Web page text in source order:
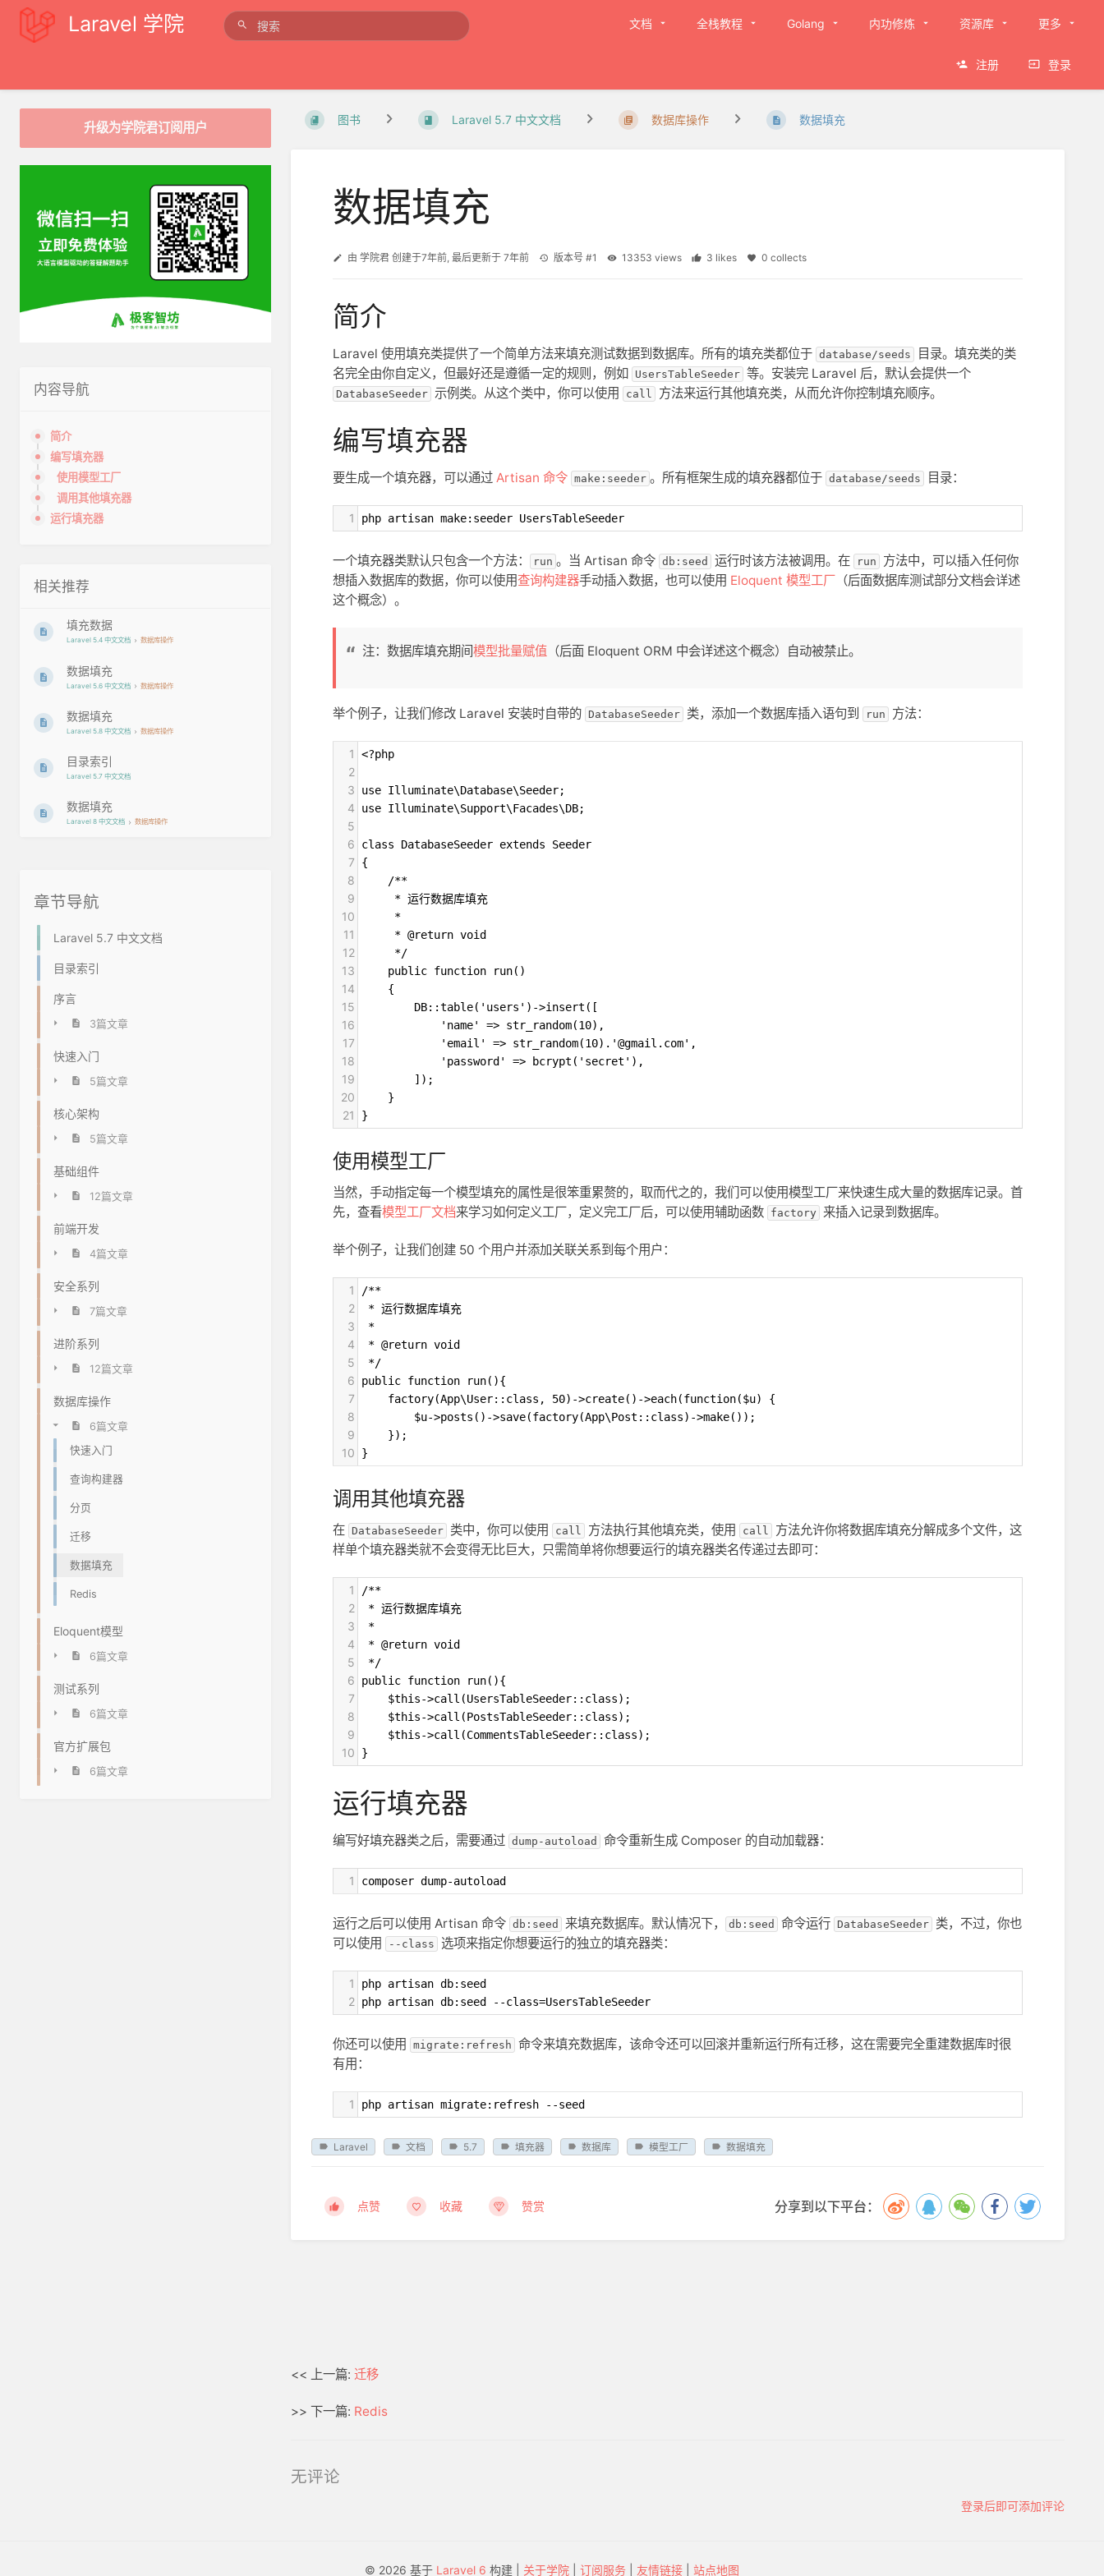
Laravel 学院 文档 全栈教程 Golang 内功修炼 资源库 更多
注册 登录
章节导航
Laravel 5.7 中文文档
目录索引
序言
3篇文章
快速入门
5篇文章
核心架构
5篇文章
基础组件
12篇文章
前端开发
4篇文章
安全系列
7篇文章
进阶系列
12篇文章
数据库操作
6篇文章
快速入门
查询构建器
分页
迁移
数据填充
Redis
Eloquent模型
6篇文章
测试系列
6篇文章
官方扩展包
6篇文章
图书 Laravel 5.7 中文文档 数据库操作 数据填充
数据填充
由 学院君 创建于7年前, 最后更新于 7年前 版本号 #1 13353 views 3 likes 0 collects
简介
Laravel 使用填充类提供了一个简单方法来填充测试数据到数据库。所有的填充类都位于 database/seeds
目录。填充类的类
名完全由你自定义，但最好还是遵循一定的规则，例如 UsersTableSeeder 等。安装完 Laravel 后，默认会提供一个
DatabaseSeeder 示例类。从这个类中，你可以使用 call 方法来运行其他填充类，从而允许你控制填充顺序。
编写填充器
要生成一个填充器，可以通过 Artisan 命令 make:seeder 。所有框架生成的填充器都位于 database/seeds 目录：
1 php artisan make:seeder UsersTableSeeder
一个填充器类默认只包含一个方法： run 。当 Artisan 命令 db:seed 运行时该方法被调用。在 run
方法中，可以插入任何你
想插入数据库的数据，你可以使用查询构建器手动插入数据，也可以使用 Eloquent 模型工厂 （后面数据库测试部分文档会详述
这个概念）。
注：数据库填充期间模型批量赋值 （后面 Eloquent ORM 中会详述这个概念）自动被禁止。
举个例子，让我们修改 Laravel 安装时自带的 DatabaseSeeder 类，添加一个数据库插入语句到 run 方法：
1 <?php
2
3
use Illuminate\Database\Seeder;
4 use Illuminate\Support\Facades\DB;
5
6
class DatabaseSeeder extends Seeder
7 {
8
    /**
9
     * 运行数据库填充
10
     *
11
     * @return void
12
     */
13
    public function run()
14
    {
15
        DB::table('users')->insert([
16
            'name' => str_random(10),
17
            'email' => str_random(10).'@gmail.com',
18
            'password' => bcrypt('secret'),
19
        ]);
20
    }
21 }
使用模型工厂
当然，手动指定每一个模型填充的属性是很笨重累赘的，取而代之的，我们可以使用模型工厂来快速生成大量的数据库记录。首
先，查看模型工厂文档来学习如何定义工厂，定义完工厂后，可以使用辅助函数 factory 来插入记录到数据库。
举个例子，让我们创建 50 个用户并添加关联关系到每个用户：
1 /**
2 * 运行数据库填充
3 *
4 * @return void
5 */
6 public function run(){
7
    factory(App\User::class, 50)->create()->each(function($u) {
8
        $u->posts()->save(factory(App\Post::class)->make());
9
    });
10 }
调用其他填充器
在 DatabaseSeeder 类中，你可以使用 call 方法执行其他填充类，使用 call
方法允许你将数据库填充分解成多个文件，这
样单个填充器类就不会变得无比巨大，只需简单将你想要运行的填充器类名传递过去即可：
1 /**
2 * 运行数据库填充
3 *
4 * @return void
5 */
6 public function run(){
7
    $this->call(UsersTableSeeder::class);
8
    $this->call(PostsTableSeeder::class);
9
    $this->call(CommentsTableSeeder::class);
10 }
运行填充器
编写好填充器类之后，需要通过 dump-autoload 命令重新生成 Composer 的自动加载器：
1 composer dump-autoload
运行之后可以使用 Artisan 命令 db:seed 来填充数据库。默认情况下， db:seed 命令运行 DatabaseSeeder 类，不过，你也
可以使用
--class 选项来指定你想要运行的独立的填充器类：
1 php artisan db:seed
2 php artisan db:seed --class=UsersTableSeeder
你还可以使用 migrate:refresh 命令来填充数据库，该命令还可以回滚并重新运行所有迁移，这在需要完全重建数据库时很
有用：
1 php artisan migrate:refresh --seed
Laravel 文档 5.7 填充器 数据库 模型工厂 数据填充
点赞 收藏 赞赏 分享到以下平台：
<< 上一篇: 迁移
>> 下一篇: Redis
无评论
登录后即可添加评论
升级为学院君订阅用户
内容导航
简介
编写填充器
使用模型工厂
调用其他填充器
运行填充器
相关推荐
填充数据
Laravel 5.4 中文文档 数据库操作
数据填充
Laravel 5.6 中文文档 数据库操作
数据填充
Laravel 5.8 中文文档 数据库操作
目录索引
Laravel 5.7 中文文档
数据填充
Laravel 8 中文文档 数据库操作
© 2026 基于 Laravel 6 构建 | 关于学院 订阅服务 友情链接 站点地图